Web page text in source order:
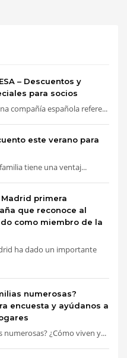
– Descuentos y
para socios
compañía española refere...
este verano para
tiene una ventaj...
primera
que reconoce al
como miembro de la
ha dado un importante
numerosas?
encuesta y ayúdanos a
numerosas? ¿Cómo viven y...